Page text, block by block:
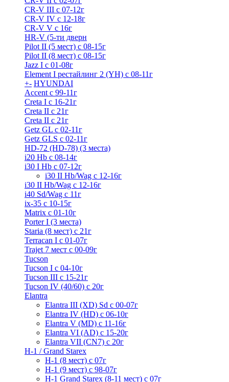
CR-V III с 07-12г
CR-V IV с 12-18г
CR-V V с 16г
HR-V (5-ти дверн
Pilot II (5 мест) с 08-15г
Pilot II (8 мест) с 08-15г
Jazz I c 01-08г
Element I рестайлинг 2 (YH) с 08-11г
+- HYUNDAI
Accent с 99-11г
Creta I с 16-21г
Creta II с 21г
Creta II с 21г
Getz GL с 02-11г
Getz GLS с 02-11г
HD-72 (HD-78) (3 места)
i20 Hb с 08-14г
i30 I Hb с 07-12г
i30 II Hb/Wag с 12-16г
i30 II Hb/Wag с 12-16г
i40 Sd/Wag с 11г
ix-35 с 10-15г
Matrix с 01-10г
Porter I (3 места)
Staria (8 мест) c 21г
Terracan I c 01-07г
Trajet 7 мест с 00-09г
Tucson
Tucson I c 04-10г
Tucson III с 15-21г
Tucson IV (40/60) с 20г
Elantra
Elantra III (XD) Sd c 00-07г
Elantra IV (HD) с 06-10г
Elantra V (MD) c 11-16г
Elantra VI (AD) с 15-20г
Elantra VII (CN7) с 20г
H-1 / Grand Starex
H-1 (8 мест) c 07г
H-1 (9 мест) c 98-07г
H-1 Grand Starex (8-11 мест) с 07г